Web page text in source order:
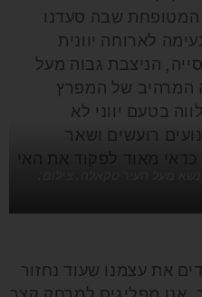
שבה סעדנו
לארוחה יוונית
הניצבת גבוה מעל
המרהיב של המפרץ
בטעם יווני לא
רועשים ושאר
מאוד לפקוד את האי
מעל העיר סקאלה. צילום:
את עצמנו שעוד נחזור